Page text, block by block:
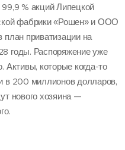
% акций Липецкой
фабрики «Рошен» и ООО
план приватизации на
годы. Распоряжение уже
Активы, которые когда-то
в 200 миллионов долларов,
нового хозяина —